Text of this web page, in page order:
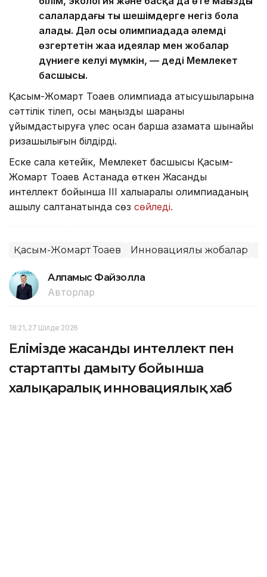
салалардағы тың шешімдерге негіз бола
алады. Дәл осы олимпиадада әлемді
өзгертетін жаңа идеялар мен жобалар
дүниеге келуі мүмкін, — деді Мемлекет
басшысы.
Қасым-Жомарт Тоқаев олимпиада қатысушыларына
сәттілік тілеп, осы маңызды шараны
ұйымдастыруға үлес қосқан барша азаматқа шынайы
ризашылығын білдірді.
Еске сала кетейік, Мемлекет басшысы Қасым-
Жомарт Тоқаев Астанада өткен Жасанды
интеллект бойынша ІІІ халықаралық олимпиаданың
ашылу салтанатында сөз сөйледі.
Қасым-Жомарт Тоқаев Инновациялық жобалар
Алпамыс Файзолла
Авторлар
18:21, 27 Шілде 2026
Елімізде жасанды интеллект пен
стартапты дамыту бойынша
халықаралық инновациялық хаб